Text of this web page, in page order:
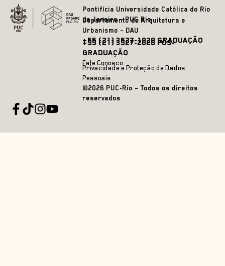
Pontifícia Universidade Católica do Rio
de Janeiro – PUC Rio
Departamento de Arquitetura e
Urbanismo – DAU
+55 (21) 3527-1828 GRADUAÇÃO
+55 (21) 3527-2628 PÓS-
GRADUAÇÃO
Fale Conosco
Privacidade e Proteção de Dados
Pessoais
©2026 PUC-Rio – Todos os direitos
reservados